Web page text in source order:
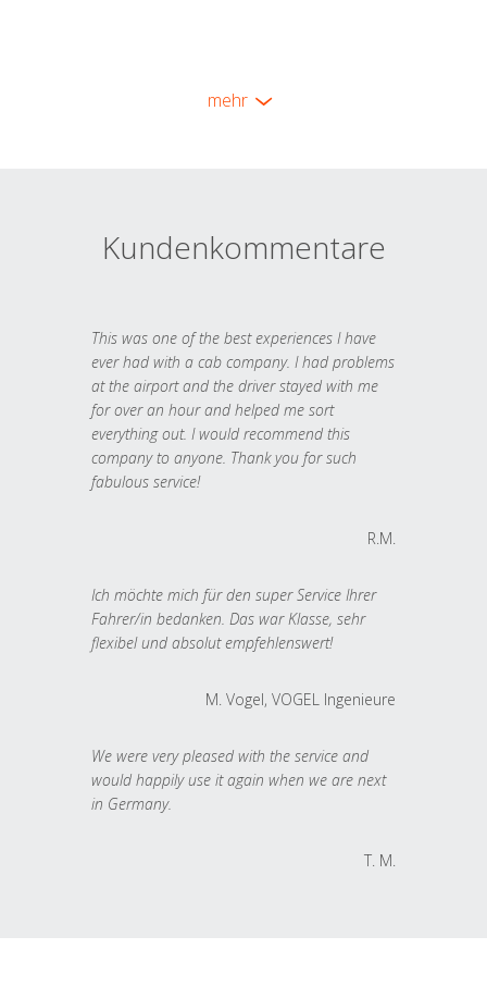
mehr
Kundenkommentare
This was one of the best experiences I have
ever had with a cab company. I had problems
at the airport and the driver stayed with me
for over an hour and helped me sort
everything out. I would recommend this
company to anyone. Thank you for such
fabulous service!
R.M.
Ich möchte mich für den super Service Ihrer
Fahrer/in bedanken. Das war Klasse, sehr
flexibel und absolut empfehlenswert!
M. Vogel, VOGEL Ingenieure
We were very pleased with the service and
would happily use it again when we are next
in Germany.
T. M.